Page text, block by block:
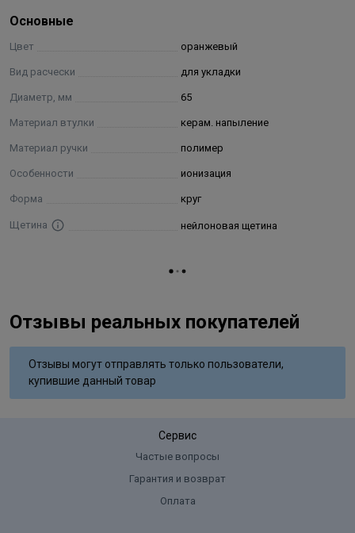
Основные
Цвет оранжевый
Вид расчески для укладки
Диаметр, мм 65
Материал втулки керам. напыление
Материал ручки полимер
Особенности ионизация
Форма круг
Щетина нейлоновая щетина
Отзывы реальных покупателей
Отзывы могут отправлять только пользователи,
купившие данный товар
Сервис
Частые вопросы
Гарантия и возврат
Оплата